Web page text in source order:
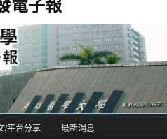
/平台分享 最新消息